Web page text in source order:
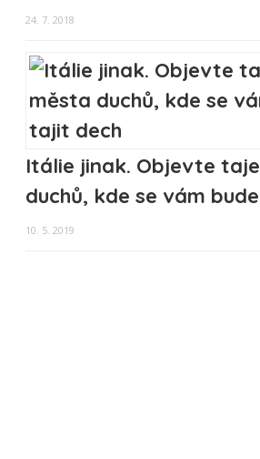
24. 7. 2018
Itálie jinak. Objevte
duchů, kde se vám
10. 5. 2019